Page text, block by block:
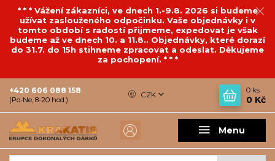
* * * Vážení zákazníci, ve dnech 1.-9.8. 2026 si budeme
užívat zaslouženého odpočinku. Vaše objednávky i v
tomto období s radostí přijmeme, expedovat je však
budeme až ve dnech 10. a 11.8.. Objednávky, které dorazí
do 31.7. do 15h stihneme zpracovat a odeslat. Děkujeme
za pochopení. * * *
Menu
CZK
+420 606 088 158
(Po-Ne, 8-20 hod.)
0 ks
0 Kč